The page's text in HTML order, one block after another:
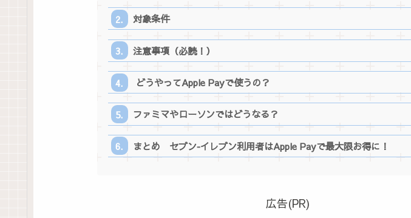
対象条件
注意事項（必読！）
どうやってApple Payで使うの？
ファミマやローソンではどうなる？
まとめ セブン‐イレブン利用者はApple Payで最大限お得に！
広告(PR)